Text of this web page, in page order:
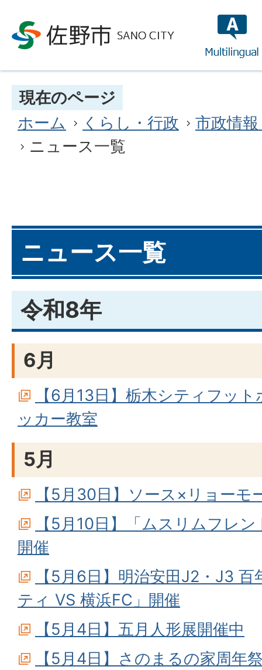
現在のページ
ホーム
くらし・行政
市政情
ニュース一覧
ニュース一覧
令和8年
6月
【6月13日】栃木シティフッ
ッカー教室
5月
【5月30日】ソース×リョーモ
【5月10日】「ムスリムフレ
開催
【5月6日】明治安田J2・J3
ティ VS 横浜FC」開催
【5月4日】五月人形展開催中
【5月4日】さのまるの家周年